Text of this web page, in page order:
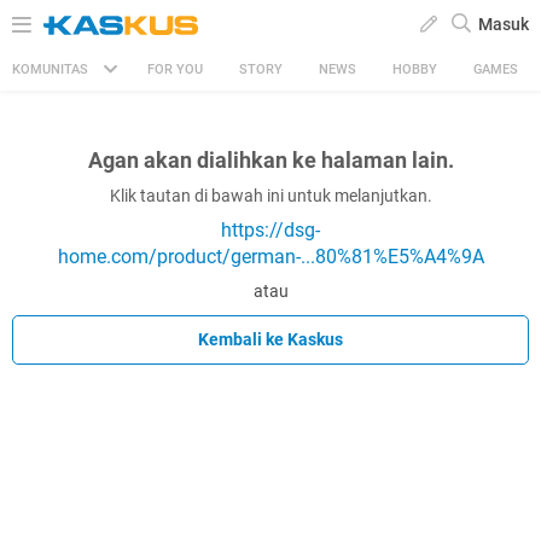
Masuk
KOMUNITAS FOR YOU STORY NEWS HOBBY GAMES
Agan akan dialihkan ke halaman lain.
Klik tautan di bawah ini untuk melanjutkan.
https://dsg-
home.com/product/german-...80%81%E5%A4%9A
atau
Kembali ke Kaskus